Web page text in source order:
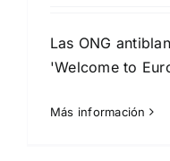
Las ONG
'Welcome to
Más información